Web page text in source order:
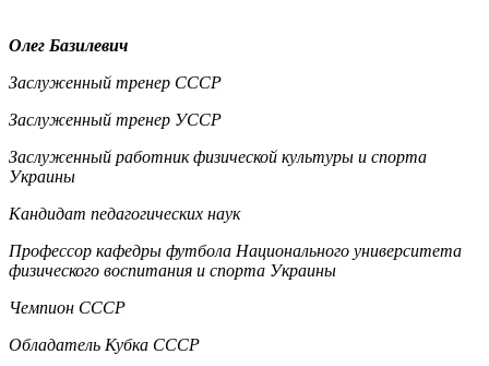
Олег Базилевич
Заслуженный тренер СССР
Заслуженный тренер УССР
Заслуженный работник физической культуры и спорта
Украины
Кандидат педагогических наук
Профессор кафедры футбола Национального университета
физического воспитания и спорта Украины
Чемпион СССР
Обладатель Кубка СССР